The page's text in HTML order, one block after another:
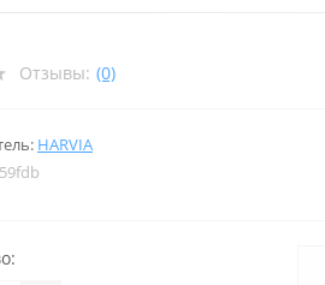
Отзывы: (0)
HARVIA